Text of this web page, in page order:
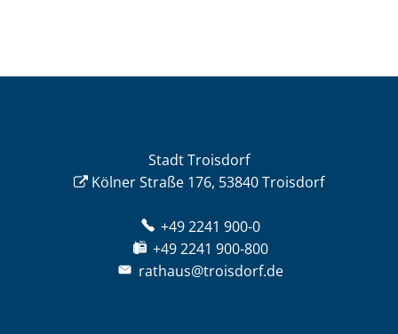
Stadt Troisdorf
Kölner Straße 176, 53840 Troisdorf
+49 2241 900-0
+49 2241 900-800
rathaus@troisdorf.de